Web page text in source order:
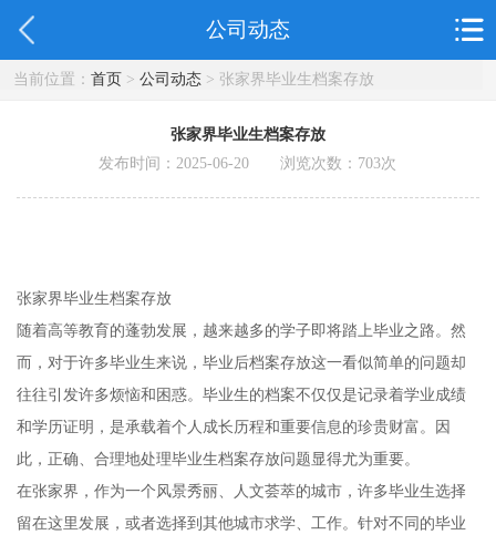
公司动态
当前位置： 首页> 公司动态> 张家界毕业生档案存放
张家界毕业生档案存放
发布时间：2025-06-20 浏览次数： 703次
张家界毕业生档案存放
随着高等教育的蓬勃发展，越来越多的学子即将踏上毕业之路。然
而，对于许多毕业生来说，毕业后档案存放这一看似简单的问题却
往往引发许多烦恼和困惑。毕业生的档案不仅仅是记录着学业成绩
和学历证明，是承载着个人成长历程和重要信息的珍贵财富。因
此，正确、合理地处理毕业生档案存放问题显得尤为重要。
在张家界，作为一个风景秀丽、人文荟萃的城市，许多毕业生选择
留在这里发展，或者选择到其他城市求学、工作。针对不同的毕业